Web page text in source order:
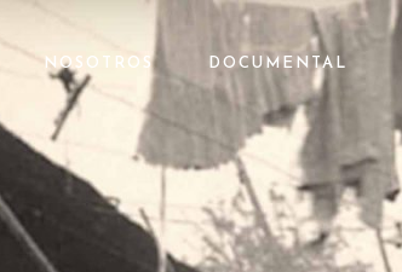
NOSOTROS DOCUMENTAL